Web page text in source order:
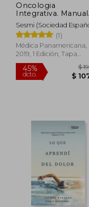
45%
dcto. $
Oncologia
Integrativa. Manual
Basico y Clinico
(Incluye Version
Digital)
Sesmi (Sociedad
De Salud Y
(1)
Médica Panamericana,
2019, 1 Edición, Tapa
Blanda, Nuevo